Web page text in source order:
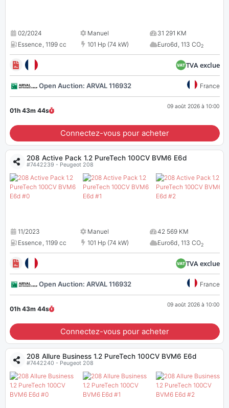
02/2024 Manuel
31 291 KM
Essence, 1199 cc 101 Hp (74 kW) Euro6d, 113 CO2
TVA exclue
Open Auction: ARVAL 116932 France
01h 43m 43s
09 août 2026 à 10:00
Connectez-vous pour acheter
208 Active Pack 1.2 PureTech 100CV BVM6 E6d
#7442239 - Peugeot 208
11/2023 Manuel
42 569 KM
Essence, 1199 cc 101 Hp (74 kW) Euro6d, 113 CO2
TVA exclue
Open Auction: ARVAL 116932 France
01h 43m 43s
09 août 2026 à 10:00
Connectez-vous pour acheter
208 Allure Business 1.2 PureTech 100CV BVM6 E6d
#7442240 - Peugeot 208